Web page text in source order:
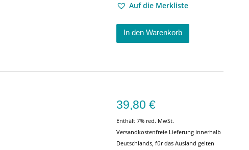
Auf die Merkliste
In den Warenkorb
39,80 €
Enthält 7% red. MwSt.
Versandkostenfreie Lieferung innerhalb
Deutschlands, für das Ausland gelten